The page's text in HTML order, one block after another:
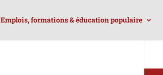
Emplois, formations & éducation populaire